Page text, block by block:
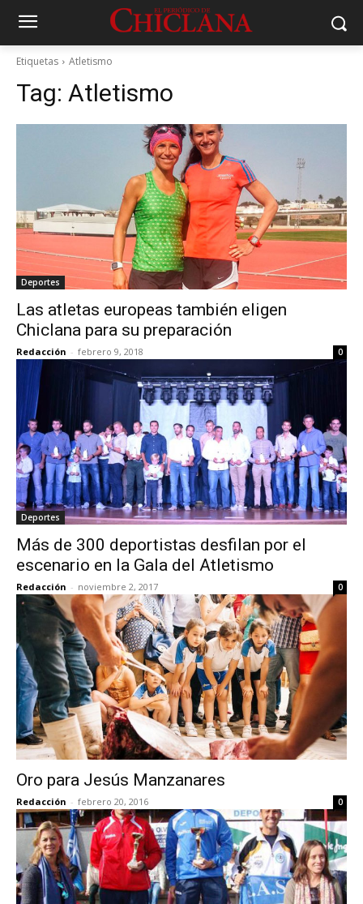
Etiquetas Atletismo
Tag: Atletismo
Deportes
Las atletas europeas también eligen
Chiclana para su preparación
Redacción - febrero 9, 2018 0
Deportes
Más de 300 deportistas desfilan por el
escenario en la Gala del Atletismo
Redacción - noviembre 2, 2017 0
Oro para Jesús Manzanares
Redacción - febrero 20, 2016 0